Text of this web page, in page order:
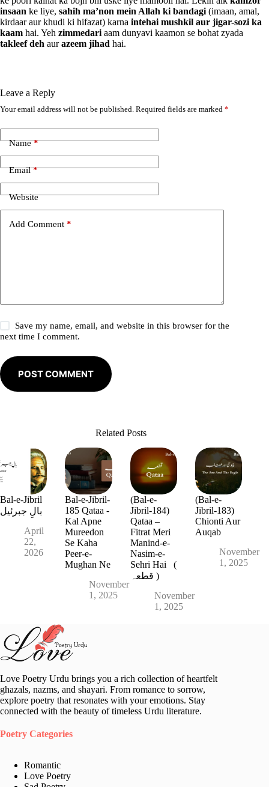
insaan ke liye, sahih ma’non mein Allah ki bandagi (imaan, amal,
kirdaar aur khudi ki hifazat) karna intehai mushkil aur jigar-sozi ka
kaam hai. Yeh zimmedari aam dunyavi kaamon se bohat zyada
takleef deh aurazeem jihad hai.
Leave a Reply
Your email address will not be published. Required fields are marked *
Name*
Email*
Website
Add Comment *
Save my name, email, and website in this browser for the
next time I comment.
POST COMMENT
A
t
e
t
i
Related Posts
Bal-e-Jibril
بالِ جبرئیل
April
22,
2026
Bal-e-Jibril-
185 Qataa -
Kal Apne
Mureedon
Se Kaha
Peer-e-
Mughan Ne
November
1, 2025
(Bal-e-
Jibril-184)
Qataa –
Fitrat Meri
Manind-e-
Nasim-e-
Sehri Hai (
قطعہ )
November
1, 2025
(Bal-e-
Jibril-183)
Chionti Aur
Auqab
November
1, 2025
Love Poetry Urdu brings you a rich collection of heartfelt
ghazals, nazms, and shayari. From romance to sorrow,
explore poetry that resonates with your emotions. Stay
connected with the beauty of timeless Urdu literature.
Poetry Categories
Romantic
Love Poetry